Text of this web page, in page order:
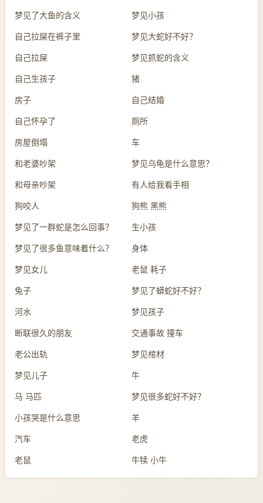
梦见了大鱼的含义 梦见小孩
自己拉屎在裤子里 梦见大蛇好不好？
自己拉屎 梦见抓蛇的含义
自己生孩子 猪
房子 自己结婚
自己怀孕了 厕所
房屋倒塌 车
和老婆吵架 梦见乌龟是什么意思？
和母亲吵架 有人给我看手相
狗咬人 狗熊 黑熊
梦见了一群蛇是怎么回事？ 生小孩
梦见了很多鱼意味着什么？ 身体
梦见女儿 老鼠 耗子
兔子 梦见了蟒蛇好不好？
河水 梦见孩子
断联很久的朋友 交通事故 撞车
老公出轨 梦见棺材
梦见儿子 牛
马 马匹 梦见很多蛇好不好？
小孩哭是什么意思 羊
汽车 老虎
老鼠 牛犊 小牛